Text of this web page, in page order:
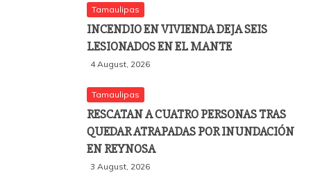
Tamaulipas
INCENDIO EN VIVIENDA DEJA SEIS
LESIONADOS EN EL MANTE
4 August, 2026
Tamaulipas
RESCATAN A CUATRO PERSONAS TRAS
QUEDAR ATRAPADAS POR INUNDACIÓN
EN REYNOSA
3 August, 2026